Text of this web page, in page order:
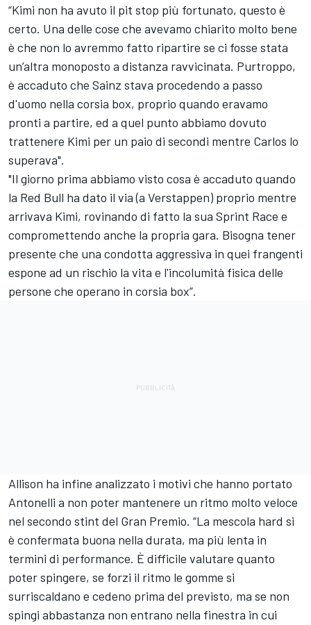
“Kimi non ha avuto il pit stop più fortunato, questo è
certo. Una delle cose che avevamo chiarito molto bene
è che non lo avremmo fatto ripartire se ci fosse stata
un’altra monoposto a distanza ravvicinata. Purtroppo,
è accaduto che Sainz stava procedendo a passo
d'uomo nella corsia box, proprio quando eravamo
pronti a partire, ed a quel punto abbiamo dovuto
trattenere Kimi per un paio di secondi mentre Carlos lo
superava".
"Il giorno prima abbiamo visto cosa è accaduto quando
la Red Bull ha dato il via (a Verstappen) proprio mentre
arrivava Kimi, rovinando di fatto la sua Sprint Race e
compromettendo anche la propria gara. Bisogna tener
presente che una condotta aggressiva in quei frangenti
espone ad un rischio la vita e l'incolumità fisica delle
persone che operano in corsia box”.
Allison ha infine analizzato i motivi che hanno portato
Antonelli a non poter mantenere un ritmo molto veloce
nel secondo stint del Gran Premio. “La mescola hard si
è confermata buona nella durata, ma più lenta in
termini di performance. È difficile valutare quanto
poter spingere, se forzi il ritmo le gomme si
surriscaldano e cedeno prima del previsto, ma se non
spingi abbastanza non entrano nella finestra in cui